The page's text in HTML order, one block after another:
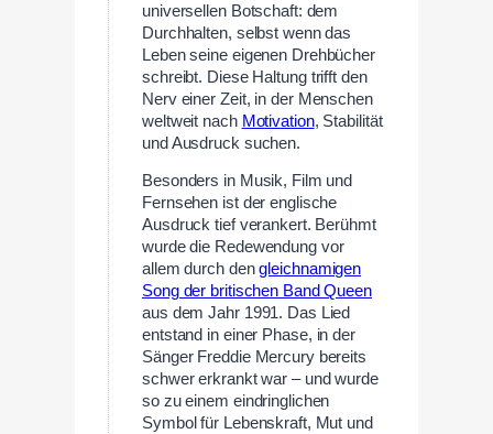
universellen Botschaft: dem
Durchhalten, selbst wenn das
Leben seine eigenen Drehbücher
schreibt. Diese Haltung trifft den
Nerv einer Zeit, in der Menschen
weltweit nach Motivation, Stabilität
und Ausdruck suchen.
Besonders in Musik, Film und
Fernsehen ist der englische
Ausdruck tief verankert. Berühmt
wurde die Redewendung vor
allem durch dengleichnamigen
Song der britischen Band Queen
aus dem Jahr 1991. Das Lied
entstand in einer Phase, in der
Sänger Freddie Mercury bereits
schwer erkrankt war – und wurde
so zu einem eindringlichen
Symbol für Lebenskraft, Mut und